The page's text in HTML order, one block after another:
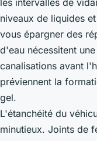
les intervalles de
niveaux de liquides
vous épargner des
d'eau nécessitent
canalisations avant
préviennent la
gel.
L'étanchéité du
minutieux. Joints de